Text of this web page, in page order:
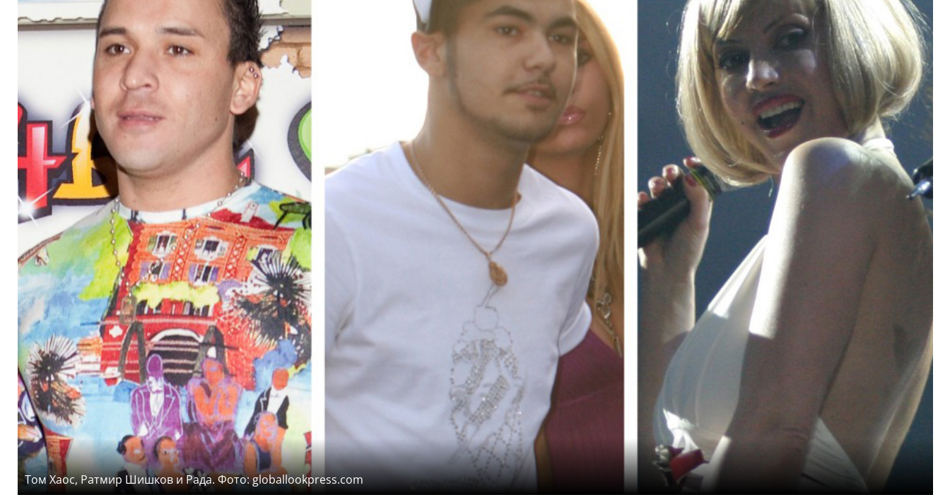
Том Хаос, Ратмир Шишков и Рада. Фото: globallookpress.com